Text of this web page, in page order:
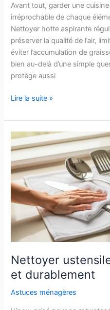
Avant tout, garder une
irréprochable de chaque
Nettoyer hotte aspirante
préserver la qualité de l’air,
éviter l’accumulation de
bien au-delà d’une simple
protège aussi
Nettoyer
aspirante
:
guide
pratique
Lire la suite »
Nettoyer
et durablement
Astuces ménagères